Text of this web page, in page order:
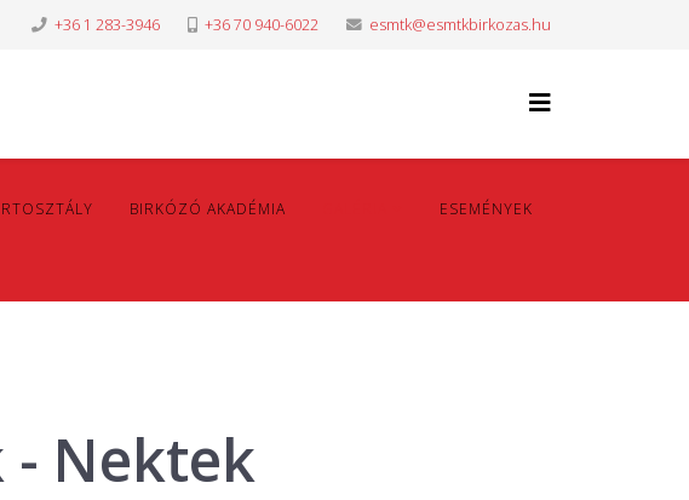
+36 1 283-3946 +36 70 940-6022 esmtk@esmtkbirkozas.hu
BIRKÓZÓ AKADÉMIA ESEMÉNYEK
- Nektek